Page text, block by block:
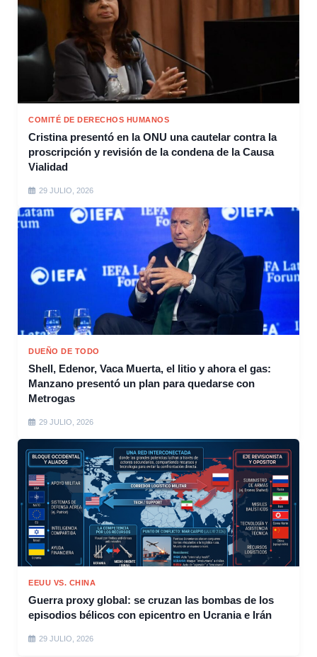
COMITÉ DE DERECHOS HUMANOS
Cristina presentó en la ONU una cautelar contra la
proscripción y revisión de la condena de la Causa
Vialidad
29 JULIO, 2026
DUEÑO DE TODO
Shell, Edenor, Vaca Muerta, el litio y ahora el gas:
Manzano presentó un plan para quedarse con
Metrogas
29 JULIO, 2026
EEUU VS. CHINA
Guerra proxy global: se cruzan las bombas de los
episodios bélicos con epicentro en Ucrania e Irán
29 JULIO, 2026